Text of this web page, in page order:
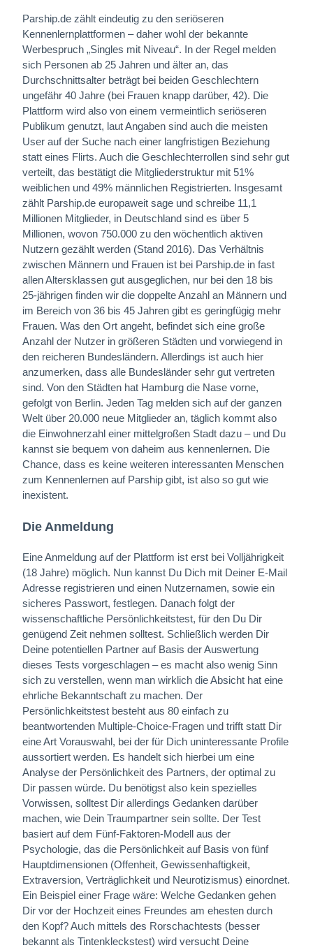
Parship.de zählt eindeutig zu den seriöseren
Kennenlernplattformen – daher wohl der bekannte
Werbespruch „Singles mit Niveau“. In der Regel melden
sich Personen ab 25 Jahren und älter an, das
Durchschnittsalter beträgt bei beiden Geschlechtern
ungefähr 40 Jahre (bei Frauen knapp darüber, 42). Die
Plattform wird also von einem vermeintlich seriöseren
Publikum genutzt, laut Angaben sind auch die meisten
User auf der Suche nach einer langfristigen Beziehung
statt eines Flirts. Auch die Geschlechterrollen sind sehr gut
verteilt, das bestätigt die Mitgliederstruktur mit 51%
weiblichen und 49% männlichen Registrierten. Insgesamt
zählt Parship.de europaweit sage und schreibe 11,1
Millionen Mitglieder, in Deutschland sind es über 5
Millionen, wovon 750.000 zu den wöchentlich aktiven
Nutzern gezählt werden (Stand 2016). Das Verhältnis
zwischen Männern und Frauen ist bei Parship.de in fast
allen Altersklassen gut ausgeglichen, nur bei den 18 bis
25-jährigen finden wir die doppelte Anzahl an Männern und
im Bereich von 36 bis 45 Jahren gibt es geringfügig mehr
Frauen. Was den Ort angeht, befindet sich eine große
Anzahl der Nutzer in größeren Städten und vorwiegend in
den reicheren Bundesländern. Allerdings ist auch hier
anzumerken, dass alle Bundesländer sehr gut vertreten
sind. Von den Städten hat Hamburg die Nase vorne,
gefolgt von Berlin. Jeden Tag melden sich auf der ganzen
Welt über 20.000 neue Mitglieder an, täglich kommt also
die Einwohnerzahl einer mittelgroßen Stadt dazu – und Du
kannst sie bequem von daheim aus kennenlernen. Die
Chance, dass es keine weiteren interessanten Menschen
zum Kennenlernen auf Parship gibt, ist also so gut wie
inexistent.
Die Anmeldung
Eine Anmeldung auf der Plattform ist erst bei Volljährigkeit
(18 Jahre) möglich. Nun kannst Du Dich mit Deiner E-Mail
Adresse registrieren und einen Nutzernamen, sowie ein
sicheres Passwort, festlegen. Danach folgt der
wissenschaftliche Persönlichkeitstest, für den Du Dir
genügend Zeit nehmen solltest. Schließlich werden Dir
Deine potentiellen Partner auf Basis der Auswertung
dieses Tests vorgeschlagen – es macht also wenig Sinn
sich zu verstellen, wenn man wirklich die Absicht hat eine
ehrliche Bekanntschaft zu machen. Der
Persönlichkeitstest besteht aus 80 einfach zu
beantwortenden Multiple-Choice-Fragen und trifft statt Dir
eine Art Vorauswahl, bei der für Dich uninteressante Profile
aussortiert werden. Es handelt sich hierbei um eine
Analyse der Persönlichkeit des Partners, der optimal zu
Dir passen würde. Du benötigst also kein spezielles
Vorwissen, solltest Dir allerdings Gedanken darüber
machen, wie Dein Traumpartner sein sollte. Der Test
basiert auf dem Fünf-Faktoren-Modell aus der
Psychologie, das die Persönlichkeit auf Basis von fünf
Hauptdimensionen (Offenheit, Gewissenhaftigkeit,
Extraversion, Verträglichkeit und Neurotizismus) einordnet.
Ein Beispiel einer Frage wäre: Welche Gedanken gehen
Dir vor der Hochzeit eines Freundes am ehesten durch
den Kopf? Auch mittels des Rorschachtests (besser
bekannt als Tintenkleckstest) wird versucht Deine